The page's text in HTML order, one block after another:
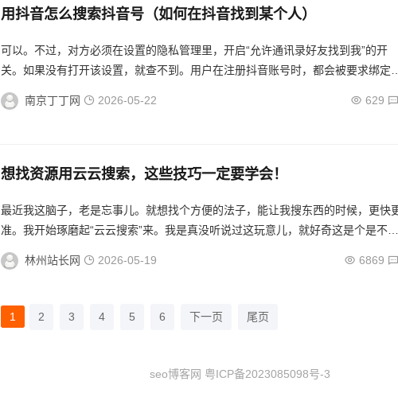
用抖音怎么搜索抖音号（如何在抖音找到某个人）
可以。不过，对方必须在设置的隐私管理里，开启“允许通讯录好友找到我”的开
关。如果没有打开该设置，就查不到。用户在注册抖音账号时，都会被要求绑定手
机号，所以用手机号找到抖音号，完全是可行的。唯一要求，就是要开启通讯录...
南京丁丁网
2026-05-22 629
想找资源用云云搜索，这些技巧一定要学会！
最近我这脑子，老是忘事儿。就想找个方便的法子，能让我搜东西的时候，更快
准。我开始琢磨起“云云搜索”来。我是真没听说过这玩意儿，就好奇这是个是不是
跟那些个啥百度云、阿里云的差不多？于是我就开始动手试。第一步，当然是打开
浏...
林州站长网 2026-05-19 6869
1 2 3 4 5 6 下一页 尾页
seo博客网 粤ICP备2023085098号-3